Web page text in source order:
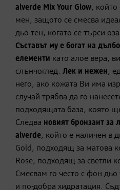
alverde Mix Your Glow, който
мен, защото се смесва
дьо тен, когато се търси
Съставът му е богат на
елементи като алое вера,
слънчоглед. Лек и нежен,
него, ако кожата Ви има
случай трябва да го
подходящата база, която
Следва новият бронзант за
alverde, който е наличен в
Gold, подходящ за матова
Rosе, подходящ за светли
Смесвам го често с фон дьо
и по-добра хидратация.